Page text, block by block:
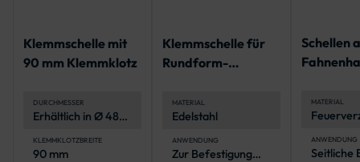
Klemmschelle mit
90 mm Klemmklotz
DURCHMESSER
Erhältlich in Ø 48
Ø 76 mm
KLEMMKLOTZBREITE
90 mm
Klemmschelle für
Rundform-
MATERIAL
Edelstahl
ANWENDUNG
Zur Befestigung
Schellen
MATERIAL
ANWENDUNG
Seitliche